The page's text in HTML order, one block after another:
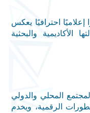
إعلاميًا احترافيًا يعكس
الأكاديمية والبحثية
المحلي والدولي
الرقمية، ويخدم